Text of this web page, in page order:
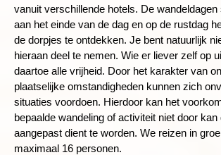
vanuit verschillende hotels. De
aan het einde van de dag en op de rustdag
de dorpjes te ontdekken. Je bent natuurlijk
hieraan deel te nemen. Wie er liever zelf op
daartoe alle vrijheid. Door het karakter van
plaatselijke omstandigheden kunnen zich
situaties voordoen. Hierdoor kan het
bepaalde wandeling of activiteit niet door kan
aangepast dient te worden. We reizen in
maximaal 16 personen.